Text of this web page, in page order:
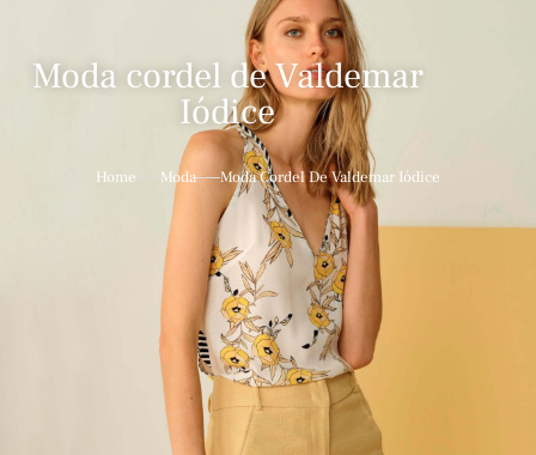
Moda cordel de Valdemar
Iódice
Home Moda Moda Cordel De Valdemar Iódice